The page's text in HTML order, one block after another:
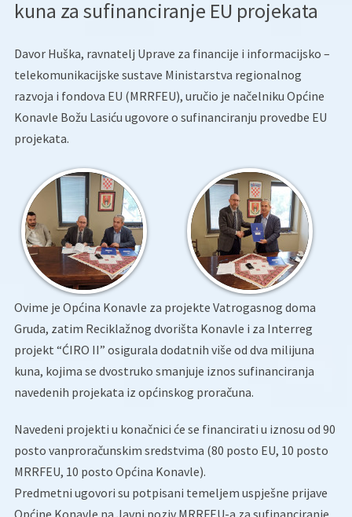
kuna za sufinanciranje EU projekata
Davor Huška, ravnatelj Uprave za financije i informacijsko –
telekomunikacijske sustave Ministarstva regionalnog
razvoja i fondova EU (MRRFEU), uručio je načelniku Općine
Konavle Božu Lasiću ugovore o sufinanciranju provedbe EU
projekata.
Ovime je Općina Konavle za projekte Vatrogasnog doma
Gruda, zatim Reciklažnog dvorišta Konavle i za Interreg
projekt “ĆIRO II” osigurala dodatnih više od dva milijuna
kuna, kojima se dvostruko smanjuje iznos sufinanciranja
navedenih projekata iz općinskog proračuna.
Navedeni projekti u konačnici će se financirati u iznosu od 90
posto vanproračunskim sredstvima (80 posto EU, 10 posto
MRRFEU, 10 posto Općina Konavle).
Predmetni ugovori su potpisani temeljem uspješne prijave
Općine Konavle na Javni poziv MRRFEU-a za sufinanciranje